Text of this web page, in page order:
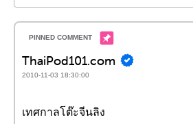
ThaiPod101.com
2010-11-03 18:30:00
เทศกาลโต๊ะจีนลิง